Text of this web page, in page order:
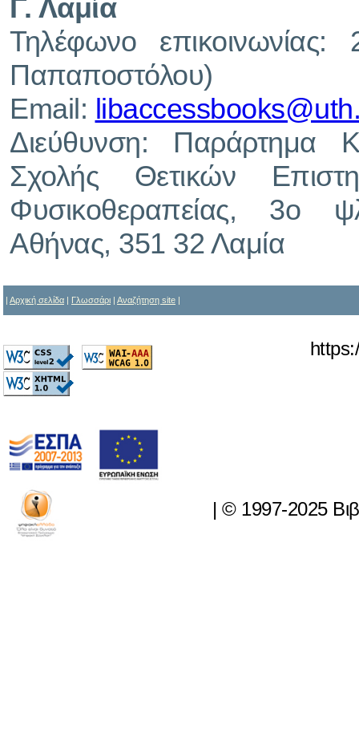
Γ. Λαμία
Τηλέφωνο
Παπαποστόλου)
Email:
Διεύθυνση: Παράρτημα
Σχολής Θετικών
Φυσικοθεραπείας, 3ο
Αθήνας, 351 32 Λαμία
| Αρχική σελίδα | Γλωσσάρι | Αναζήτηση site |
| © 1997-2025